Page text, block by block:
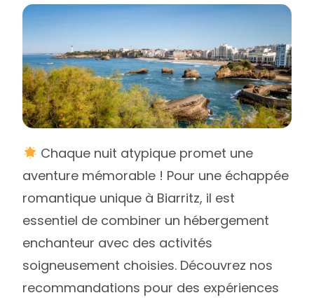
Chaque nuit atypique promet une
aventure mémorable ! Pour une échappée
romantique unique à Biarritz, il est
essentiel de combiner un hébergement
enchanteur avec des activités
soigneusement choisies. Découvrez nos
recommandations pour des expériences